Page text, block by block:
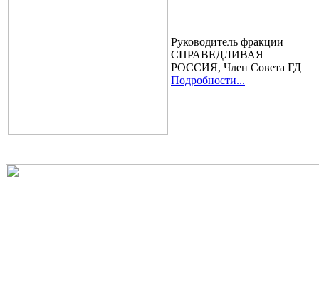
Руководитель фракции
СПРАВЕДЛИВАЯ
РОССИЯ, Член Cовета ГД
Подробности...